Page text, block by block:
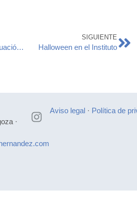
Comisiones de Evaluación Pruebas de Obtención del Titulo FP 2023 (POT)
SIGUIENTE
Halloween en el Instituto
·
Aviso legal· Política de